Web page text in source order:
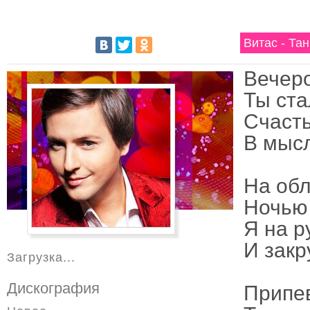
Витас -
Ты
В
На
Ночью
Я на
И
Загрузка...
Дискография